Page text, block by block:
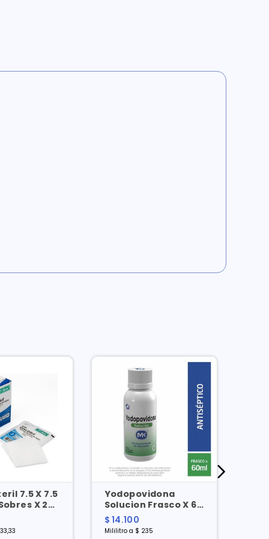
7.5 X 7.5
X 2
Yodopovidona
Solucion Frasco X 60
Ml
$ 14.100
Mililitro a $ 235